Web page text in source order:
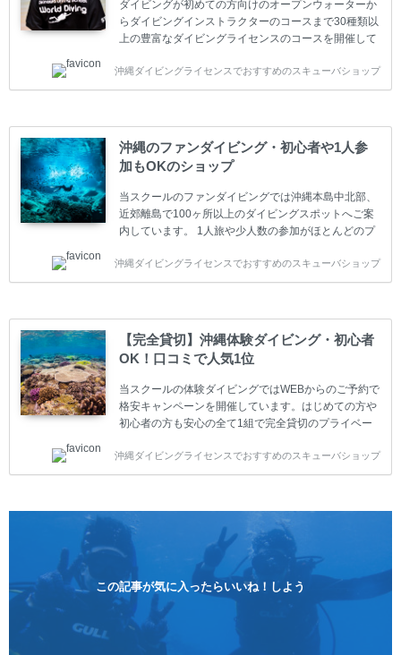
ダイビングが初めての方向けのオープンウォーターか
らダイビングインストラクターのコースまで30種類以
上の豊富なダイビングライセンスのコースを開催して
(TEC)のコースもご用意しています。 当スクールを受
講するお客様は一人参加などの少人数のご参加が最も
スクールです。各種ダイビングライセンス取得コース
は年間を通じてキャンペーンを行っています。 ベーシ
ックダイバー(Cカード) 1日間+eラーニング 最安値キ
ャンペーン ￥22800(税込) ￥16800(税込) 器材 / 送
迎 / 保険 / 全て込み ダイビング...
沖縄ダイビングライセンスでおすすめのスキューバショップ
沖縄のファンダイビング・初心者や1人参
加もOKのショップ
当スクールのファンダイビングでは沖縄本島中北部、
近郊離島で100ヶ所以上のダイビングスポットへご案
内しています。 1人旅や少人数の参加がほとんどのプ
の方も安心して楽しめるようにリフレッシュダイビン
グコースもご用意しています。お1人様も初心者の方
イセンスを取得したお客様、ファンダイビングのリピ
ーター様はファンダイビングの全てのコース費が
10%OFF、フル器材レンタルが50%OFFになります。
沖縄本島周辺ビーチ・ファンダイビング ￥13800(税
込)【 2ビーチ 】 ウエイト / タンク / 送迎...
沖縄ダイビングライセンスでおすすめのスキューバショップ
【完全貸切】沖縄体験ダイビング・初心者
OK！口コミで人気1位
当スクールの体験ダイビングではWEBからのご予約で
格安キャンペーンを開催しています。はじめての方や
初心者の方も安心の全て1組で完全貸切のプライベー
1人様から気軽にご参加ください。 全てのコースで高
画質の記念撮影&水中撮影付きです。初心者の方やダ
す。 沖縄本島周辺ビーチ・体験ダイビング 格安キャ
ンペーン！！￥16800 ￥11800(税込) 器材 / 送迎 / 保
険 / 全て込み ダイビングがはじめての方や初心者でも
気軽に体験できる半日のコース。沖縄本島のビーチか
らのんびりダイビングを楽しめます...
沖縄ダイビングライセンスでおすすめのスキューバショップ
この記事が気に入ったらいいね！しよう